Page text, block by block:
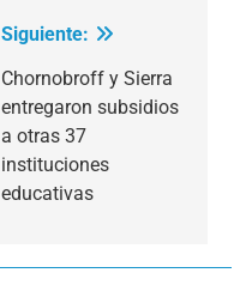
Siguiente:
Chornobroff y Sierra
entregaron subsidios
a otras 37
instituciones
educativas